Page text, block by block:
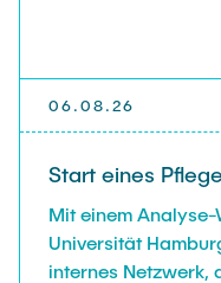
06.08.26
Start eines
Mit einem
Universität
internes Netzwerk,